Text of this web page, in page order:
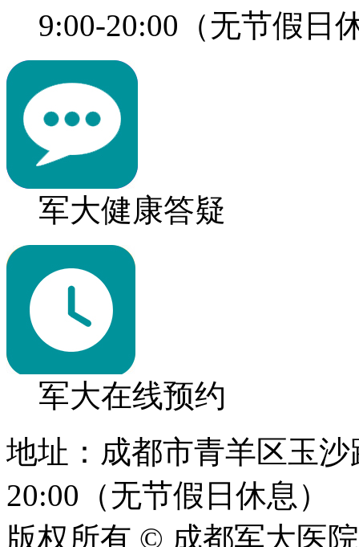
9:00-20:00（无节假日
军大健康答疑
军大在线预约
地址：成都市青羊区玉
20:00（无节假日休息）
版权所有 © 成都军大医